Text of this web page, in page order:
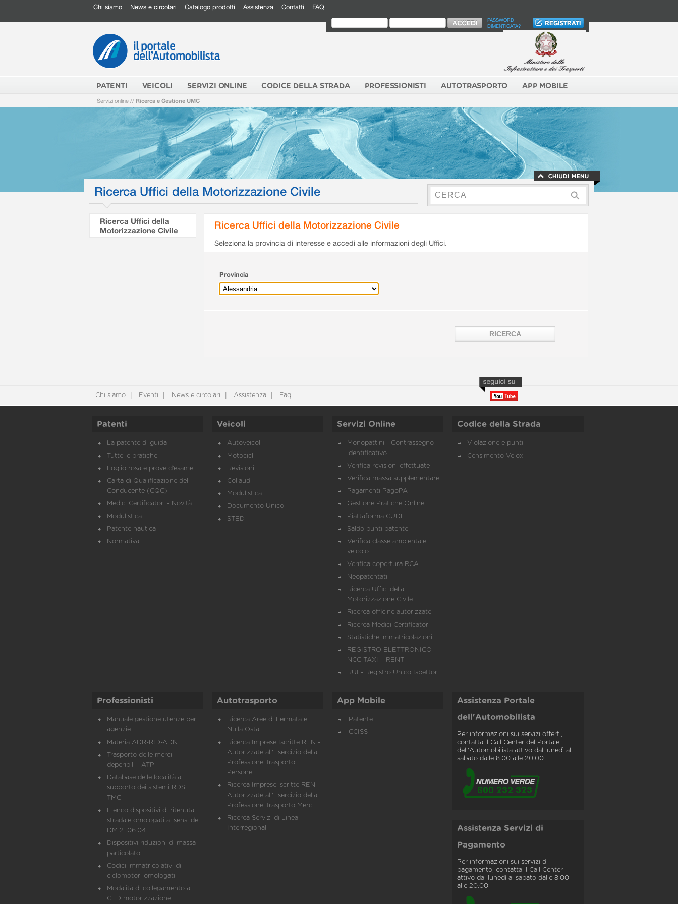
Chi siamo News e circolari Catalogo prodotti Assistenza Contatti FAQ
PASSWORD
DIMENTICATA?
PATENTI VEICOLI SERVIZI ONLINE CODICE DELLA STRADA PROFESSIONISTI AUTOTRASPORTO APP MOBILE
Servizi online // Ricerca e Gestione UMC
Ricerca Uffici della Motorizzazione Civile
Ricerca Uffici della
Motorizzazione Civile
Ricerca Uffici della Motorizzazione Civile
Seleziona la provincia di interesse e accedi alle informazioni degli Uffici.
Provincia
Chi siamo Eventi News e circolari Assistenza Faq
Patenti
La patente di guida
Tutte le pratiche
Foglio rosa e prove d’esame
Carta di Qualificazione del
Conducente (CQC)
Medici Certificatori - Novità
Modulistica
Patente nautica
Normativa
Veicoli
Autoveicoli
Motocicli
Revisioni
Collaudi
Modulistica
Documento Unico
STED
Servizi Online
Monopattini - Contrassegno
identificativo
Verifica revisioni effettuate
Verifica massa supplementare
Pagamenti PagoPA
Gestione Pratiche Online
Piattaforma CUDE
Saldo punti patente
Verifica classe ambientale
veicolo
Verifica copertura RCA
Neopatentati
Ricerca Uffici della
Motorizzazione Civile
Ricerca officine autorizzate
Ricerca Medici Certificatori
Statistiche immatricolazioni
REGISTRO ELETTRONICO
NCC TAXI – RENT
RUI - Registro Unico Ispettori
Codice della Strada
Violazione e punti
Censimento Velox
Professionisti
Manuale gestione utenze per
agenzie
Materia ADR-RID-ADN
Trasporto delle merci
deperibili - ATP
Database delle località a
supporto dei sistemi RDS
TMC
Elenco dispositivi di ritenuta
stradale omologati ai sensi del
DM 21.06.04
Dispositivi riduzioni di massa
particolato
Codici immatricolativi di
ciclomotori omologati
Modalità di collegamento al
CED motorizzazione
Autotrasporto
Ricerca Aree di Fermata e
Nulla Osta
Ricerca Imprese Iscritte REN -
Autorizzate all'Esercizio della
Professione Trasporto
Persone
Ricerca Imprese iscritte REN -
Autorizzate all'Esercizio della
Professione Trasporto Merci
Ricerca Servizi di Linea
Interregionali
App Mobile
iPatente
iCCISS
Assistenza Portale
dell'Automobilista
Per informazioni sui servizi offerti,
contatta il Call Center del Portale
dell'Automobilista attivo dal lunedì al
sabato dalle 8.00 alle 20.00
Assistenza Servizi di
Pagamento
Per informazioni sui servizi di
pagamento, contatta il Call Center
attivo dal lunedì al sabato dalle 8.00
alle 20.00